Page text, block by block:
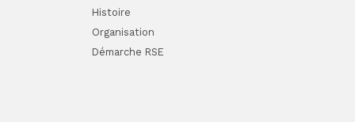
Histoire
Organisation
Démarche RSE